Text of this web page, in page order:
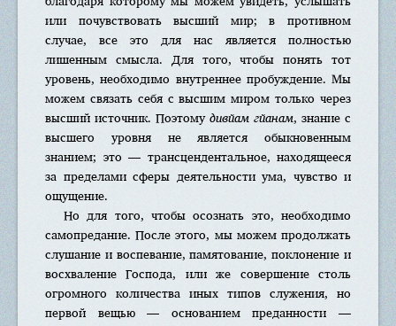
или почувствовать высший мир; в противном
случае, все это для нас является полностью
лишенным смысла. Для того, чтобы понять тот
уровень, необходимо внутреннее пробуждение. Мы
можем связать себя с высшим миром только через
высший источник. Поэтомудивйам гйанам, знание с
высшего уровня не является обыкновенным
знанием; это — трансцендентальное, находящееся
за пределами сферы деятельности ума, чувство и
ощущение.
Но для того, чтобы осознать это, необходимо
самопредание. После этого, мы можем продолжать
слушание и воспевание, памятование, поклонение и
восхваление Господа, или же совершение столь
огромного количества иных типов служения, но
первой вещью — основанием преданности —